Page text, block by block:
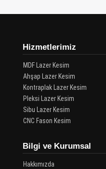
Hizmetlerimiz
MDF Lazer Kesim
Ahşap Lazer Kesim
Kontraplak Lazer Kesim
Pleksi Lazer Kesim
Sibu Lazer Kesim
CNC Fason Kesim
Bilgi ve Kurumsal
Hakkımızda